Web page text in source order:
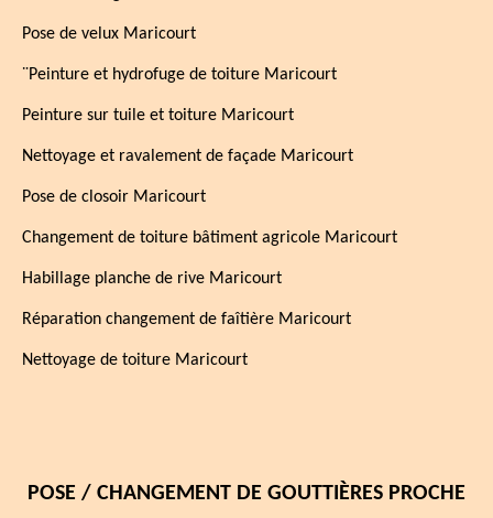
Pose de velux Maricourt
¨Peinture et hydrofuge de toiture Maricourt
Peinture sur tuile et toiture Maricourt
Nettoyage et ravalement de façade Maricourt
Pose de closoir Maricourt
Changement de toiture bâtiment agricole Maricourt
Habillage planche de rive Maricourt
Réparation changement de faîtière Maricourt
Nettoyage de toiture Maricourt
POSE / CHANGEMENT DE GOUTTIÈRES PROCHE